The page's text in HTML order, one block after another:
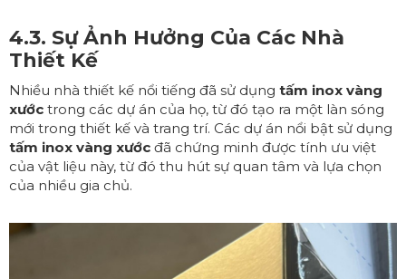
4.3. Sự Ảnh Hưởng Của Các Nhà
Thiết Kế
Nhiều nhà thiết kế nổi tiếng đã sử dụng tấm inox vàng
xước trong các dự án của họ, từ đó tạo ra một làn sóng
mới trong thiết kế và trang trí. Các dự án nổi bật sử dụng
tấm inox vàng xước đã chứng minh được tính ưu việt
của vật liệu này, từ đó thu hút sự quan tâm và lựa chọn
của nhiều gia chủ.